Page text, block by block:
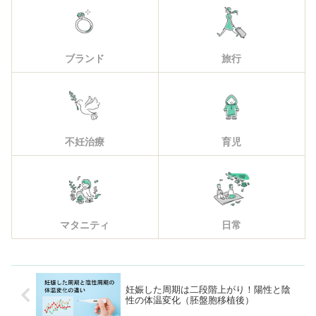
ブランド 旅行
不妊治療 育児
マタニティ 日常
妊娠した周期は二段階上がり！陽性と陰
性の体温変化（胚盤胞移植後）